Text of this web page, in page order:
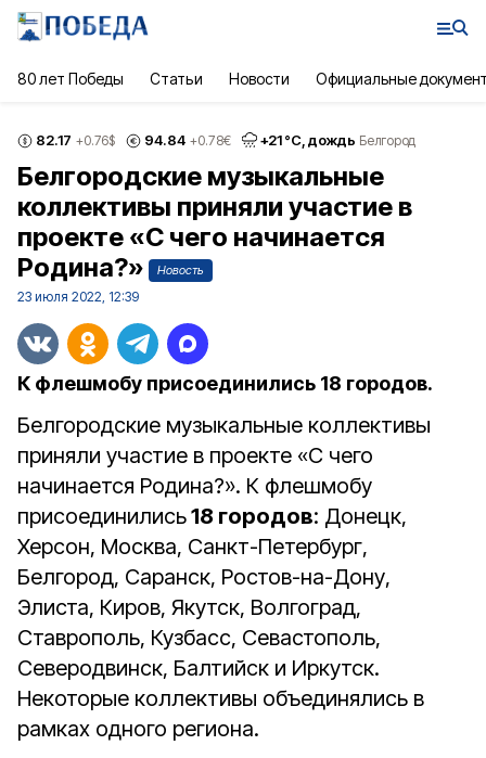
80 лет Победы Статьи Новости Официальные
82.17 +0.76$ 94.84 +0.78€ +21°С, дождь Белгород
Белгородские музыкальные
коллективы приняли участие в
проекте «С чего начинается
Родина?»
Новость
23 июля 2022, 12:39
К флешмобу присоединились 18 городов.
Белгородские музыкальные коллективы
приняли участие в проекте «С чего
начинается Родина?». К флешмобу
присоединились18 городов: Донецк,
Херсон, Москва, Санкт-Петербург,
Белгород, Саранск, Ростов-на-Дону,
Элиста, Киров, Якутск, Волгоград,
Ставрополь, Кузбасс, Севастополь,
Северодвинск, Балтийск и Иркутск.
Некоторые коллективы объединялись в
рамках одного региона.